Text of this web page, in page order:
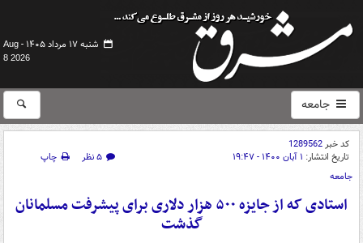
شنبه ۱۷ مرداد ۱۴۰۵ -
Aug
8 2026
جامعه
کد خبر1289562
تاریخ انتشار: ۱ آبان ۱۴۰۰ - ۱۹:۴۷ ۵ نظر
چاپ
جامعه
استادی که از جایزه ۵۰۰ هزار دلاری برای پیشرفت مسلمانان
گذشت